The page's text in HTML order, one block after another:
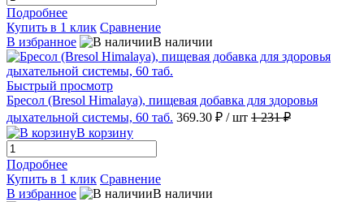
Подробнее
Купить в 1 клик Сравнение
В избранное
В наличии
Быстрый просмотр
Бресол (Bresol Himalaya), пищевая добавка для здоровья
дыхательной системы, 60 таб. 369.30 ₽ / шт 1 231 ₽
В корзину
Подробнее
Купить в 1 клик Сравнение
В избранное
В наличии